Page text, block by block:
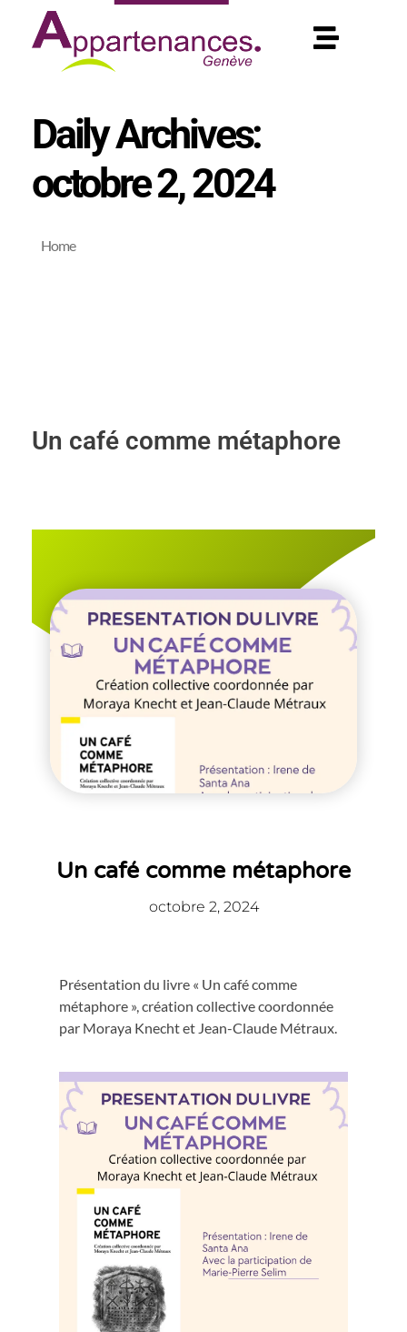
Home
Daily Archives:
octobre 2, 2024
Un café comme métaphore
Un café comme métaphore
octobre 2, 2024
Présentation du livre « Un café comme
métaphore », création collective coordonnée
par Moraya Knecht et Jean-Claude Métraux.